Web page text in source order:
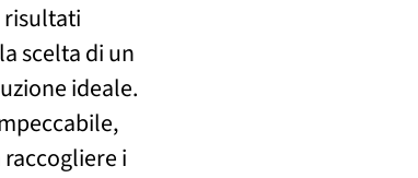
risultati
scelta di un
ideale.
i